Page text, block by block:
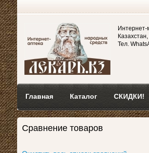
Интернет-
Тел.
Главная Каталог СКИДКИ!
Сравнение товаров